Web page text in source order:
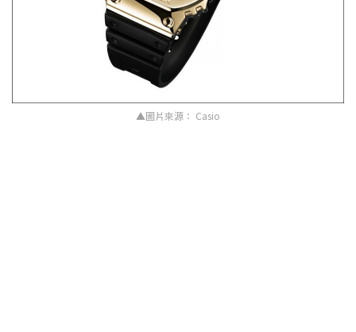
▲圖片來源： Casio